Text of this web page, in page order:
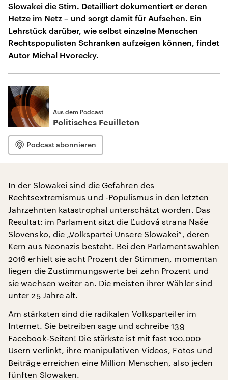
Slowakei die Stirn. Detailliert dokumentiert er deren
Hetze im Netz – und sorgt damit für Aufsehen. Ein
Lehrstück darüber, wie selbst einzelne Menschen
Rechtspopulisten Schranken aufzeigen können, findet
Autor Michal Hvorecky.
Aus dem Podcast
Politisches Feuilleton
Podcast abonnieren
In der Slowakei sind die Gefahren des
Rechtsextremismus und -Populismus in den letzten
Jahrzehnten katastrophal unterschätzt worden. Das
Resultat: im Parlament sitzt die Ľudová strana Naše
Slovensko, die „Volkspartei Unsere Slowakei“, deren
Kern aus Neonazis besteht. Bei den Parlamentswahlen
2016 erhielt sie acht Prozent der Stimmen, momentan
liegen die Zustimmungswerte bei zehn Prozent und
sie wachsen weiter an. Die meisten ihrer Wähler sind
unter 25 Jahre alt.
Am stärksten sind die radikalen Volksparteiler im
Internet. Sie betreiben sage und schreibe 139
Facebook-Seiten! Die stärkste ist mit fast 100.000
Usern verlinkt, ihre manipulativen Videos, Fotos und
Beiträge erreichen eine Million Menschen, also jeden
fünften Slowaken.